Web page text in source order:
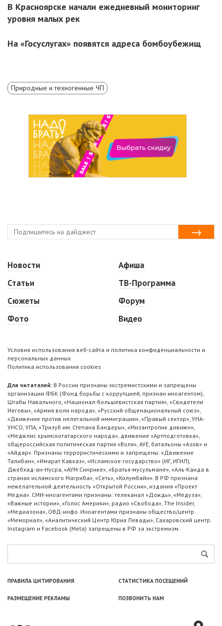
В Красноярске начали ежедневный мониторинг
уровня малых рек
На «Госуслугах» появятся адреса бомбоубежищ
Природные и техногенные ЧП
Новости
Статьи
Сюжеты
Фото
Афиша
ТВ-Программа
Форум
Видео
Условия использования веб-сайта и политика конфиденциальности и
персональных данных
Политика использования cookies
Для читателей: В России признаны экстремистскими и запрещены
организации ФБК (Фонд борьбы с коррупцией, признан иноагентом),
Штабы Навального, «Национал-большевистская партия», «Свидетели
Иеговы», «Армия воли народа», «Русский общенациональный союз»,
«Движение против нелегальной иммиграции», «Правый сектор», УНА-
УНСО, УПА, «Тризуб им. Степана Бандеры», «Мизантропик дивижн»,
«Меджлис крымскотатарского народа», движение «Артподготовка»,
общероссийская политическая партия «Воля», АУЕ, батальоны «Азов» и
«Айдар». Признаны террористическими и запрещены: «Движение
Талибан», «Имарат Кавказ», «Исламское государство» (ИГ, ИГИЛ),
Джебхад-ан-Нусра, «АУМ Синрике», «Братья-мусульмане», «Аль-Каида в
странах исламского Магриба», «Сеть», «Колумбайн». В РФ признана
нежелательной деятельность «Открытой России», издания «Проект
Медиа». СМИ-иноагентами признаны: телеканал «Дождь», «Медуза»,
«Важные истории», «Голос Америки», радио «Свобода», The Insider,
«Медиазона», ОВД-инфо. Иноагентами признаны общество/центр
«Мемориал», «Аналитический Центр Юрия Левады», Сахаровский центр.
Instagram и Facebook (Metа) запрещены в РФ за экстремизм.
ПРАВИЛА ЦИТИРОВАНИЯ СТАТИСТИКА ПОСЕЩЕНИЙ
РАЗМЕЩЕНИЕ РЕКЛАМЫ ПОЗВОНИТЬ НАМ